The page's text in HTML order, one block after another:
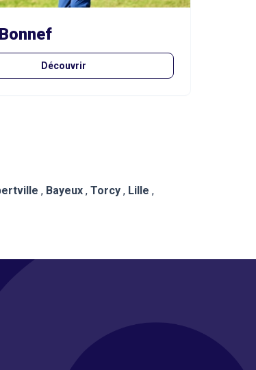
Découvrir
, Bayeux , Torcy , Lille ,